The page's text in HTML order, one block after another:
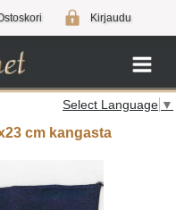
Kirjaudu
Select Language ▼
cm kangasta